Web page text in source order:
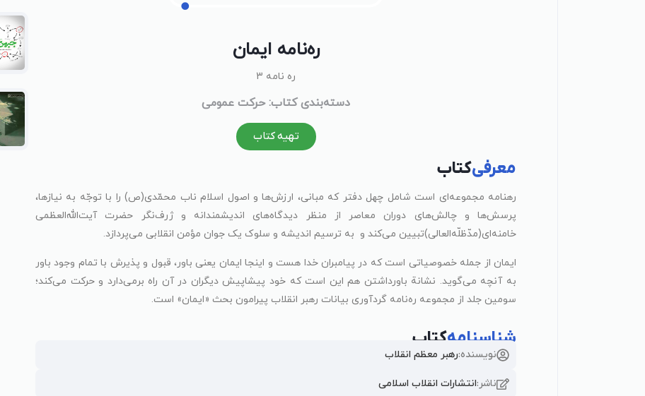
ره‌نامه‌ ایمان
ره نامه 3
دسته‌بندی کتاب: حرکت عمومی
تهیه کتاب
معرفیکتاب
رهنامه مجموعه‌ای است شامل چهل دفتر که مبانی، ارزش‌ها و اصول اسلام ناب محمّدی(ص) را با توجّه به نیازها،
پرسش‌ها و چالش‌های دوران معاصر از منظر دیدگاه‌های اندیشمندانه و ژرف‌نگر حضرت آیت‌الله‌العظمی
خامنه‌ای(مدّظلّه‌العالی)تبیین می‌کند و به ترسیم اندیشه و سلوک یک جوان مؤمن انقلابی می‌پردازد.
ایمان از جمله خصوصیاتی است که در پیامبران خدا هست و اینجا ایمان یعنی باور، قبول و پذیرش با تمام وجود باور
به آنچه می‌گوید. نشانة باورداشتن هم این است که خود پیشاپیش دیگران در آن راه برمی‌دارد و حرکت می‌کند؛
سومین جلد از مجموعه ره‌نامه گردآوری بیانات رهبر انقلاب پیرامون بحث «ایمان» است.
شناسنامهکتاب
نویسنده:رهبر معظم انقلاب
ناشر:انتشارات انقلاب اسلامی